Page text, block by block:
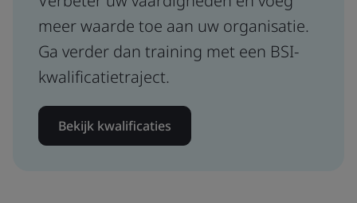
meer waarde toe aan uw organisatie.
Ga verder dan training met een BSI-
kwalificatietraject.
Bekijk kwalificaties